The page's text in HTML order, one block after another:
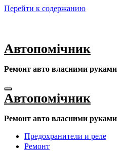
Перейти к содержанию
Автопомічник
Ремонт авто власними руками
Автопомічник
Ремонт авто власними руками
Предохранители и реле
Ремонт